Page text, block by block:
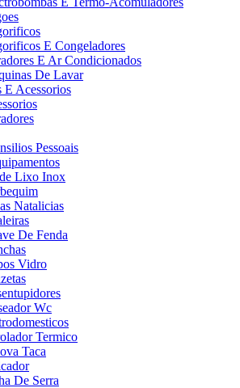
E Congeladores
E Ar Condicionados
De Lavar
E Acessorios
Pessoais
Lixo Inox
Natalicias
De Fenda
Vidro
Wc
Termico
Taca
De Serra